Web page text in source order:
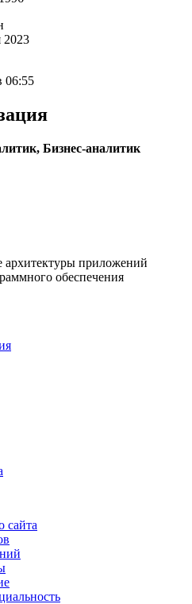
2023
06:55
Бизнес-аналитик
архитектуры приложений
обеспечения
сайта